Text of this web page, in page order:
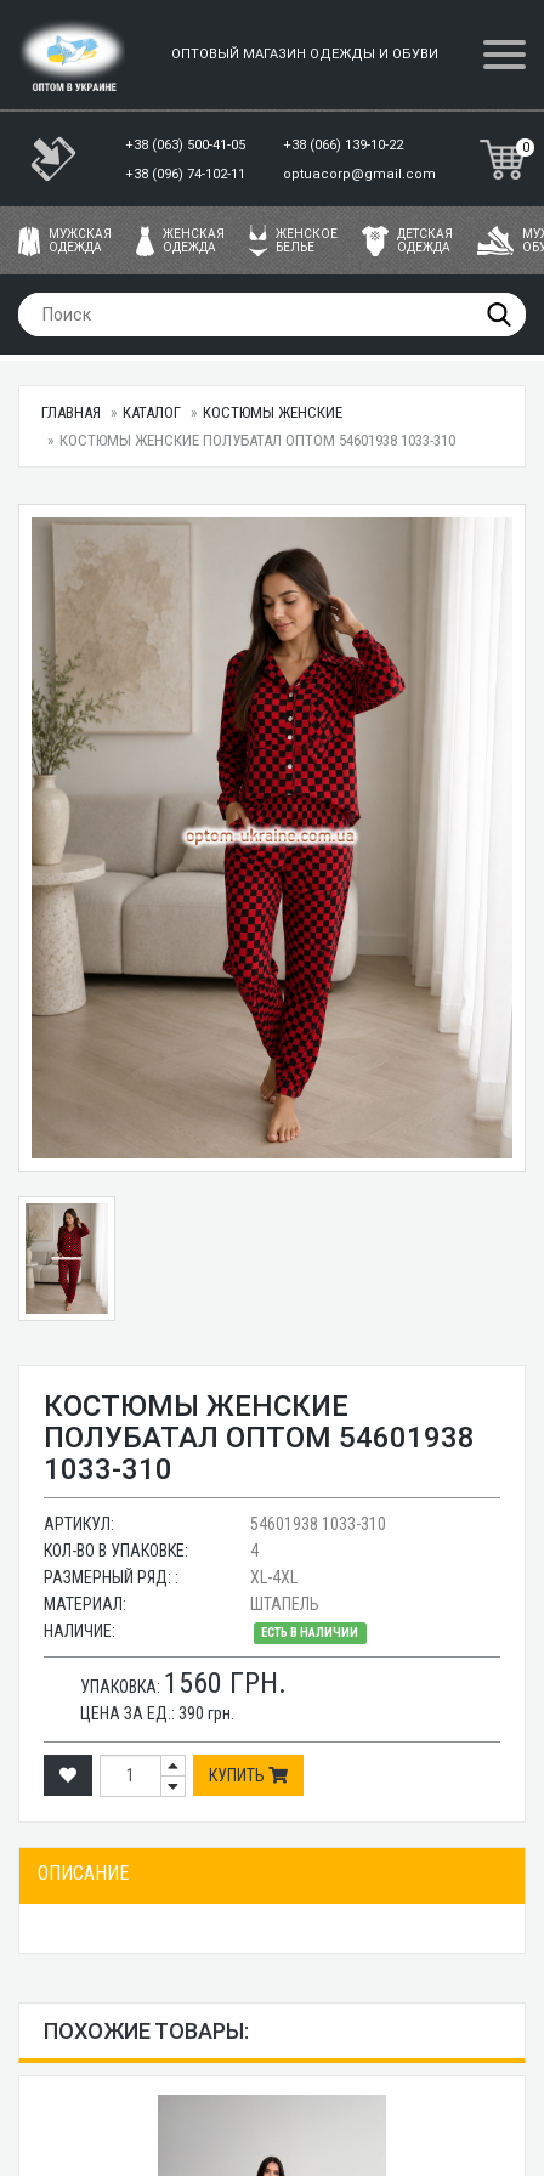
ОПТОВЫЙ МАГАЗИН ОДЕЖДЫ И ОБУВИ
+38 (063) 500-41-05
+38 (066) 139-10-22
+38 (096) 74-102-11
optuacorp@gmail.com
0
МУЖСКАЯ
ОДЕЖДА
ЖЕНСКАЯ
ОДЕЖДА
ЖЕНСКОЕ
БЕЛЬЕ
ДЕТСКАЯ
ОДЕЖДА
ГЛАВНАЯ КАТАЛОГ
КОСТЮМЫ ЖЕНСКИЕ
КОСТЮМЫ ЖЕНСКИЕ ПОЛУБАТАЛ ОПТОМ 54601938 1033-310
КОСТЮМЫ ЖЕНСКИЕ
ПОЛУБАТАЛ ОПТОМ 54601938
1033-310
АРТИКУЛ:
54601938 1033-310
КОЛ-ВО В УПАКОВКЕ:
4
РАЗМЕРНЫЙ РЯД: :
XL-4XL
МАТЕРИАЛ:
ШТАПЕЛЬ
НАЛИЧИЕ:
ЕСТЬ В НАЛИЧИИ
УПАКОВКА: 1560 ГРН.
ЦЕНА ЗА ЕД.: 390 грн.
КУПИТЬ
ОПИСАНИЕ
ПОХОЖИЕ ТОВАРЫ: